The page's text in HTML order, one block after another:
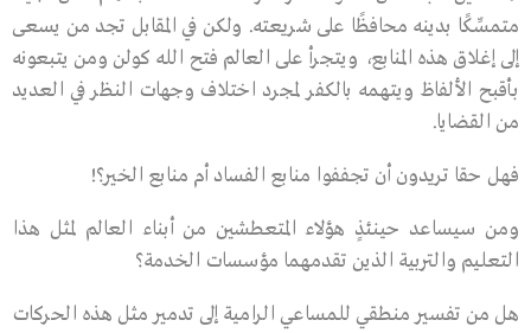
متمسِّكًا بدينه محافظًا على شريعته. ولكن في المقابل تجد من يسعى
إلى إغلاق هذه المنابع، ويتجرأ على العالم فتح الله كولن ومن يتبعونه
بأقبح الألفاظ ويتهمه بالكفر لمجرد اختلاف وجهات النظر في العديد
من القضايا.
فهل حقا تريدون أن تجففوا منابع الفساد أم منابع الخير؟!
ومن سيساعد حينئذٍ هؤلاء المتعطشين من أبناء العالم لمثل هذا
التعليم والتربية الذين تقدمهما مؤسسات الخدمة؟
هل من تفسير منطقي للمساعي الرامية إلى تدمير مثل هذه الحركات